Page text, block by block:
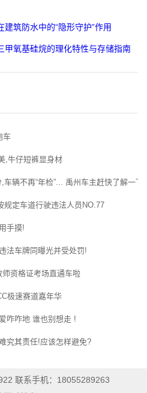
筑防水中的“隐形守护”作用
甲氧基硅烷的理化特性与存储指南
车
,牛仔短裤显身材
辆不再“年检”... 禹州车主赶快了解一下!
规定车道行驶违法人员NO.77
手摸!
法车牌同曝光并受处罚!
资格证考场直通车啦
极速赛道嘉年华
咋咋地 谁也别想走 !
究其责任!应该怎样避免?
联系手机：18055289263